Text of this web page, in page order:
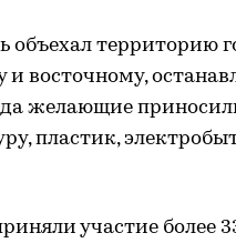
объехал территорию
восточному,
желающие
пластик,
участие более